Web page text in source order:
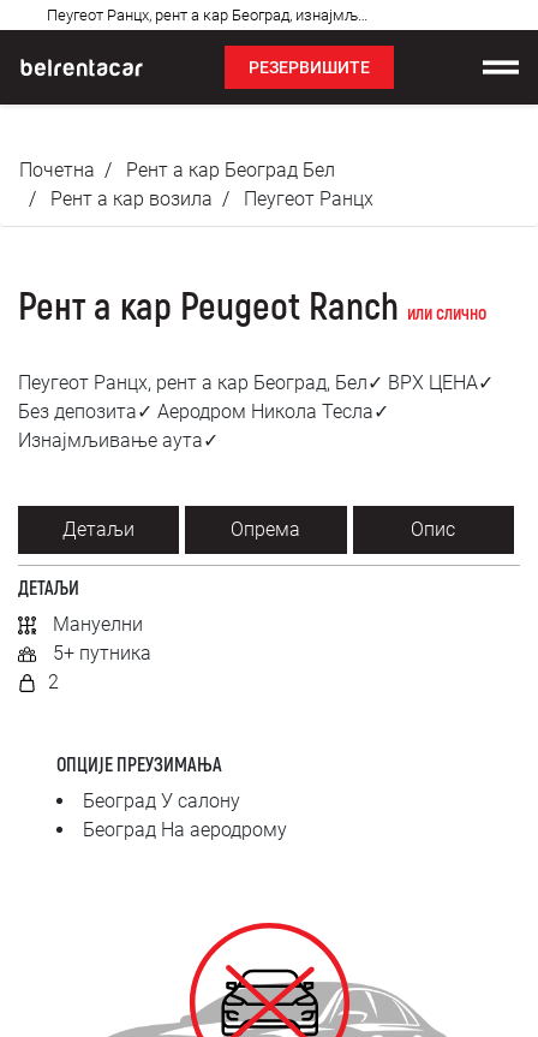
Пеугеот Ранцх, рент а кар Београд, изнајмљивање аута: Бел✓
питања
РЕЗЕРВИШИТЕ
Цене
О нама
Најчешћа питања
Блог
SRPSKI
СРПСКИ
ENGLISH
Почетна
Рент а кар Београд Бел
Рент а кар возила
Пеугеот Ранцх
Рент а кар Peugeot Ranch или слично
Пеугеот Ранцх, рент а кар Београд, Бел✓ ВРХ ЦЕНА✓
Без депозита✓ Аеродром Никола Тесла✓
Изнајмљивање аута✓
Детаљи Опрема Опис
ДЕТАЉИ
Мануелни
5+ путника
2
ОПЦИЈЕ ПРЕУЗИМАЊА
Београд У салону
Београд На аеродрому